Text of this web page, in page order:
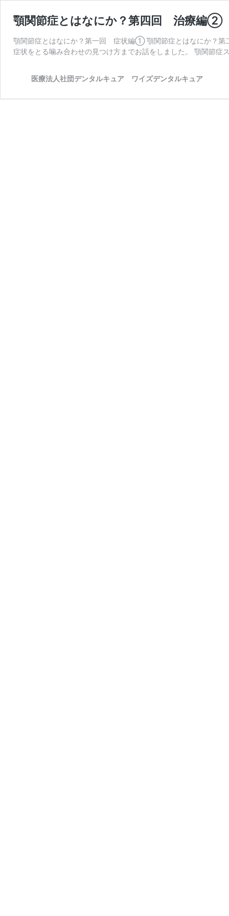
顎関節症とはなにか？第四回 治療編②
顎関節症とはなにか？第一回 症状編① 顎関節症とはなにか？
症状をとる噛み合わせの見つけ方までお話をしました。 顎関節
医療法人社団デンタルキュア ワイズデンタルキュア